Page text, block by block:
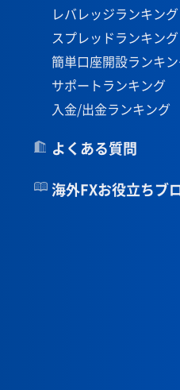
レバレッジランキング
スプレッドランキング
簡単口座開設ランキ
サポートランキング
入金/出金ランキング
よくある質問
海外FXお役立ちブ